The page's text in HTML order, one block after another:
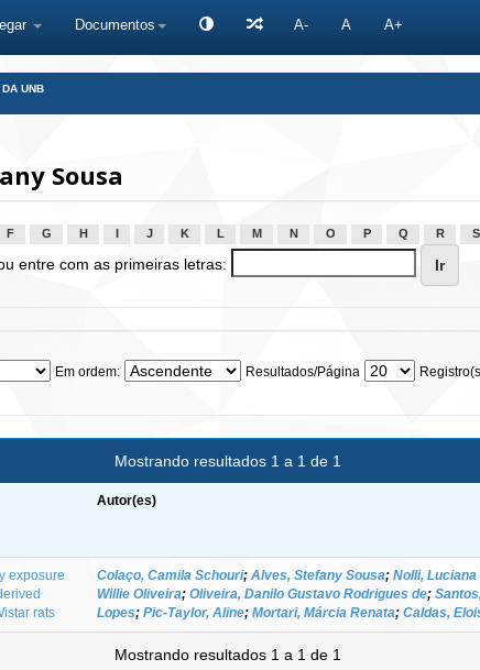
Documentos A- A A+
UNB
Sousa
F G H J K L M N O P Q R S
entre com as primeiras letras:
Em ordem: Resultados/Página
Mostrando resultados 1 a 1 de 1
Autor(es)
exposure
rats
Colaço, Camila Schouri; Alves, Stefany Sousa; Nolli,
Willie Oliveira; Oliveira, Danilo Gustavo Rodrigues de;
Lopes; Pic-Taylor, Aline; Mortari, Márcia Renata; Caldas,
Mostrando resultados 1 a 1 de 1